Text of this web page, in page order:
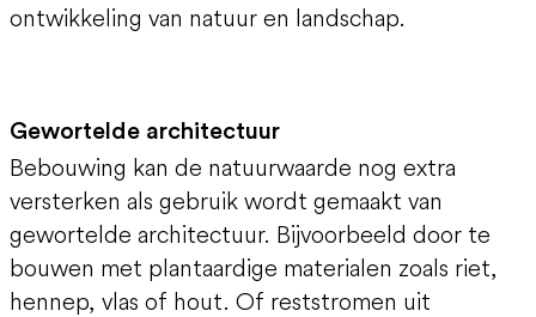
ontwikkeling van natuur en landschap.
Gewortelde architectuur
Bebouwing kan de natuurwaarde nog extra
versterken als gebruik wordt gemaakt van
gewortelde architectuur. Bijvoorbeeld door te
bouwen met plantaardige materialen zoals riet,
hennep, vlas of hout. Of reststromen uit